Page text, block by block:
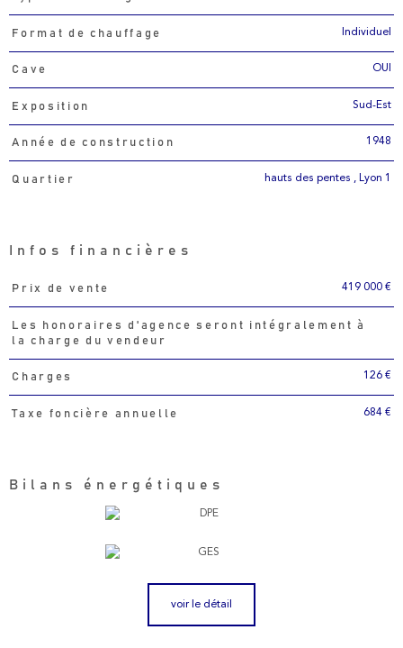
Format de chauffage Individuel
Cave OUI
Exposition Sud-Est
Année de construction 1948
Quartier hauts des pentes , Lyon 1
Infos financières
Caractéristiques Valeurs
Prix de vente 419 000 €
Les honoraires d'agence seront intégralement à
la charge du vendeur
Charges 126 €
Taxe foncière annuelle 684 €
Bilans énergétiques
voir le détail